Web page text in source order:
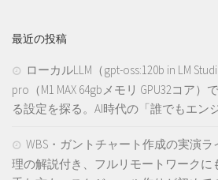
最近の投稿
ローカルLLM（gpt-oss:120b in LM
pro（M1 MAX 64gbメモリ GPU32コア
る設定を探る。AI時代の「誰でもエン
WBS・ガントチャート作成の実演
理の解説付き、フルリモートワーク